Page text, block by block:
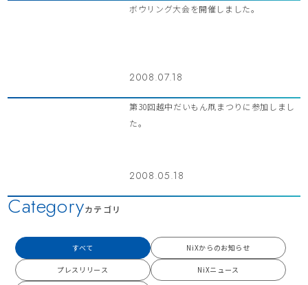
ボウリング大会を開催しました。
2008.07.18
第30回越中だいもん凧まつりに参加しまし
た。
2008.05.18
Categoryカテゴリ
すべて NiXからのお知らせ
プレスリリース NiXニュース